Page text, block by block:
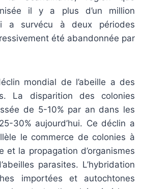
il y a plus d’un million
a survécu à deux périodes
été abandonnée par
mondial de l’abeille a des
La disparition des colonies
de 5-10% par an dans les
30% aujourd’hui. Ce déclin a
le commerce de colonies à
et la propagation d’organismes
parasites. L’hybridation
importées et autochtones